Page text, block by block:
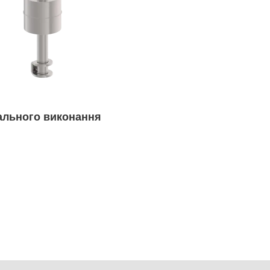
виконання